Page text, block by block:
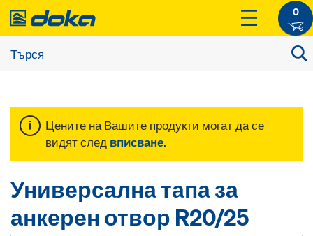
0
Цените на Вашите продукти могат да се
видят след вписване.
Универсална тапа за
анкерен отвор R20/25